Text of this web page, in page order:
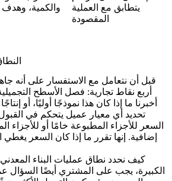
والكمية، وهدف
يتطابق مع العملية
المقصودة
قبل أن نتعامل مع الاستفسار على أنه
أربع نقاط تجارية: فصل الأسطح
أخبرنا ما إذا كان هذا نموذجًا أوليًا، أو
تحديد أي معيار عميل يتحكم في
السعر للأجزاء المطبوعة خامًا أو للأجزاء
إضافية. إنها تقرر ما إذا كان السعر
الكبيرة، يجب على المشتري أيضًا السؤال